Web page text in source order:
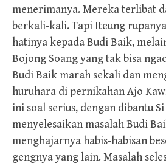
menerimanya. Mereka terlibat
berkali-kali. Tapi Iteung
hatinya kepada Budi Baik,
Bojong Soang yang tak bisa
Budi Baik marah sekali dan
huruhara di pernikahan Ajo
ini soal serius, dengan dibantu
menyelesaikan masalah Budi
menghajarnya habis-habisan
gengnya yang lain. Masalah